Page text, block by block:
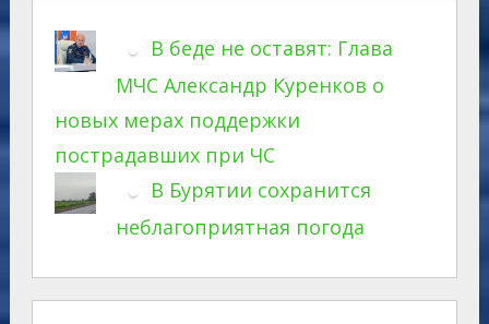
В беде не оставят: Глава
МЧС Александр Куренков о
новых мерах поддержки
пострадавших при ЧС
В Бурятии сохранится
неблагоприятная погода